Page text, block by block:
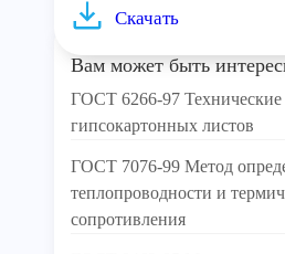
Скачать
Вам может быть
ГОСТ 6266-97 Технические
гипсокартонных листов
ГОСТ 7076-99 Метод
теплопроводности и
сопротивления